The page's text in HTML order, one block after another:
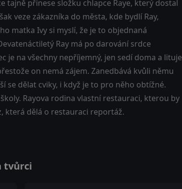
tajně přinese složku chlapce Raye, který dostal
veze zákazníka do města, kde bydlí Ray,
matka Ivy si myslí, že je to objednaná
Ray má po darování srdce
je na všechny nepříjemný, jen sedí doma a lituje
on nemá zájem. Zanedbává kvůli němu
se dělat cviky, i když je to pro něho obtížné.
Rayova rodina vlastní restauraci, kterou by
která dělá o restauraci reportáž.
tvůrci